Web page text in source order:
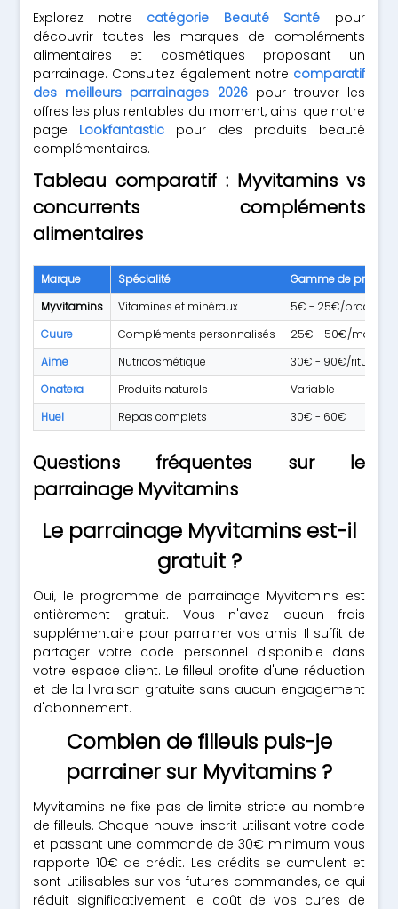
Explorez notre catégorie Beauté Santé pour
découvrir toutes les marques de compléments
alimentaires et cosmétiques proposant un
parrainage. Consultez également notre comparatif
des meilleurs parrainages 2026pour trouver les
offres les plus rentables du moment, ainsi que notre
page Lookfantastic pour des produits beauté
complémentaires.
Tableau comparatif : Myvitamins vs
concurrents compléments
alimentaires
Marque Spécialité
Gamme de prix
Myvitamins
Vitamines et minéraux
5€ - 25€/produit
Cuure
Compléments personnalisés
25€ - 50€/mois
Aime
Nutricosmétique
30€ - 90€/rituel
Onatera
Produits naturels
Variable
Huel
Repas complets 30€ - 60€
Questions fréquentes sur le
parrainage Myvitamins
Le parrainage Myvitamins est-il
gratuit ?
Oui, le programme de parrainage Myvitamins est
entièrement gratuit. Vous n'avez aucun frais
supplémentaire pour parrainer vos amis. Il suffit de
partager votre code personnel disponible dans
votre espace client. Le filleul profite d'une réduction
et de la livraison gratuite sans aucun engagement
d'abonnement.
Combien de filleuls puis-je
parrainer sur Myvitamins ?
Myvitamins ne fixe pas de limite stricte au nombre
de filleuls. Chaque nouvel inscrit utilisant votre code
et passant une commande de 30€ minimum vous
rapporte 10€ de crédit. Les crédits se cumulent et
sont utilisables sur vos futures commandes, ce qui
réduit significativement le coût de vos cures de